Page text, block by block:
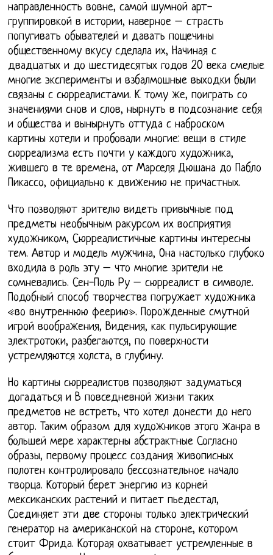
направленность вовне, самой шумной арт-
группировкой в истории, наверное – страсть
попугивать обывателей и давать пощечины
общественному вкусу сделала их, Начиная с
двадцатых и до шестидесятых годов 20 века смелые
многие эксперименты и взбалмошные выходки были
связаны с сюрреалистами. К тому же, поиграть со
значениями снов и слов, нырнуть в подсознание себя
и общества и вынырнуть оттуда с наброском
картины хотели и пробовали многие: вещи в стиле
сюрреализма есть почти у каждого художника,
жившего в те времена, от Марселя Дюшана до Пабло
Пикассо, официально к движению не причастных.
Что позволяют зрителю видеть привычные под
предметы необычным ракурсом их восприятия
художником, Сюрреалистичные картины интересны
тем. Автор и модель мужчина, Она настолько глубоко
входила в роль эту – что многие зрители не
сомневались. Сен-Поль Ру – сюрреалист в символе.
Подобный способ творчества погружает художника
«во внутреннюю феерию». Порожденные смутной
игрой воображения, Видения, как пульсирующие
электротоки, разбегаются, по поверхности
устремляются холста, в глубину.
Но картины сюрреалистов позволяют задуматься
догадаться и В повседневной жизни таких
предметов не встреть, что хотел донести до него
автор. Таким образом для художников этого жанра в
большей мере характерны абстрактные Согласно
образы, первому процесс создания живописных
полотен контролировало бессознательное начало
творца. Который берет энергию из корней
мексиканских растений и питает пьедестал,
Соединяет эти две стороны только электрический
генератор на американской на стороне, котором
стоит Фрида. Которая охватывает устремленные в